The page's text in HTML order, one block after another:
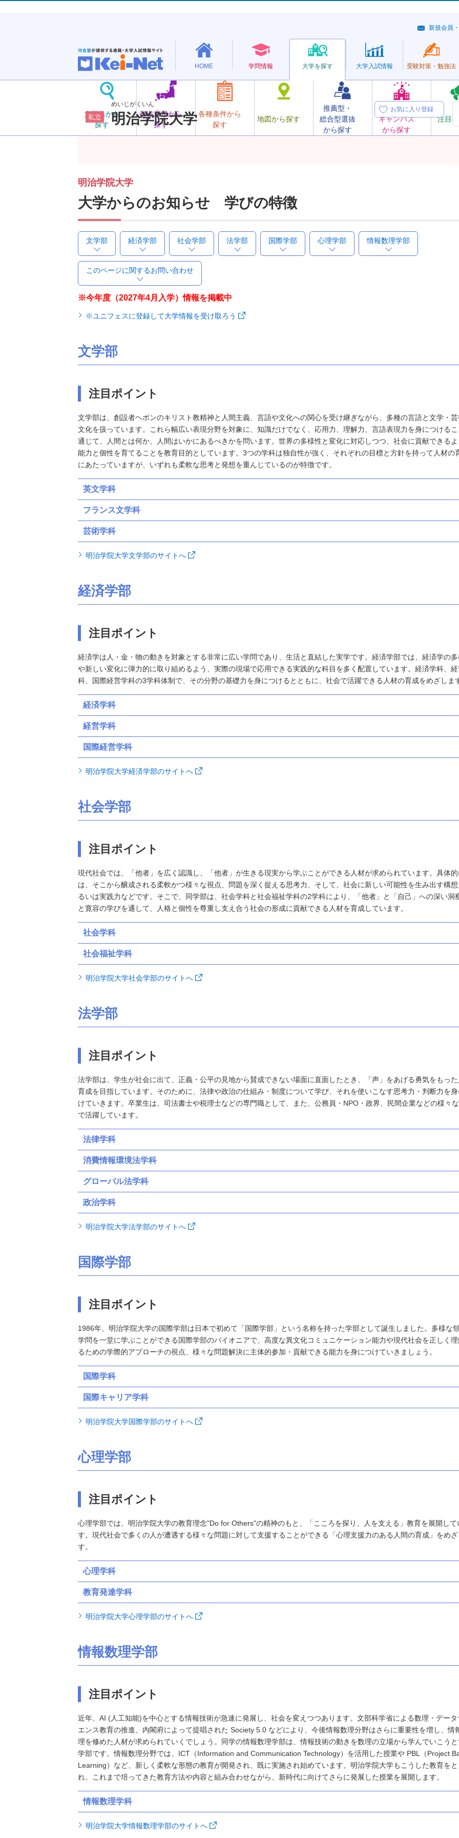
HOME 学問情報 大学を探す
大学名から
探す
都道府県から
探す
各種条件から
探す
地図から探す
推薦型・
総合型選抜
から探す
オープン
キャンパス
から探す
注目
大学入試情報 受験対策・ 勉強法
新規会員
私立
めいじがくいん
明治学院大学
お気に入り登録
明治学院大学
大学からのお知らせ 学びの特徴
文学部 経済学部 社会学部 法学部 国際学部 心理学部 情報数理学部
このページに関するお問い合わせ
※今年度（2027年4月入学）情報を掲載中
※ユニフェスに登録して大学情報を受け取ろう
文学部
注目ポイント
文学部は、創設者ヘボンのキリスト教精神と人間主義、言語や文化への関心を受け継ぎながら、多種の言語と文学・芸
文化を扱っています。これら幅広い表現分野を対象に、知識だけでなく、応用力、理解力、言語表現力を身につけるこ
通じて、人間とは何か、人間はいかにあるべきかを問います。世界の多様性と変化に対応しつつ、社会に貢献できるよ
能力と個性を育てることを教育目的としています。3つの学科は独自性が強く、それぞれの目標と方針を持って人材の
にあたっていますが、いずれも柔軟な思考と発想を重んじているのが特徴です。
英文学科
フランス文学科
芸術学科
明治学院大学文学部のサイトへ
経済学部
注目ポイント
経済学は人・金・物の動きを対象とする非常に広い学問であり、生活と直結した実学です。経済学部では、経済学の多
や新しい変化に弾力的に取り組めるよう、実際の現場で応用できる実践的な科目を多く配置しています。経済学科、
科、国際経営学科の3学科体制で、その分野の基礎力を身につけるとともに、社会で活躍できる人材の育成をめざしま
経済学科
経営学科
国際経営学科
明治学院大学経済学部のサイトへ
社会学部
注目ポイント
現代社会では、「他者」を広く認識し、「他者」が生きる現実から学ぶことができる人材が求められています。具体的
は、そこから醸成される柔軟かつ様々な視点、問題を深く捉える思考力、そして、社会に新しい可能性を生み出す構想
るいは実践力などです。そこで、同学部は、社会学科と社会福祉学科の2学科により、「他者」と「自己」への深い洞
と寛容の学びを通して、人格と個性を尊重し支え合う社会の形成に貢献できる人材を育成しています。
社会学科
社会福祉学科
明治学院大学社会学部のサイトへ
法学部
注目ポイント
法学部は、学生が社会に出て、正義・公平の見地から賛成できない場面に直面したとき、「声」をあげる勇気をもっ
育成を目指しています。そのために、法律や政治の仕組み・制度について学び、それを使いこなす思考力・判断力を身
けていきます。卒業生は、司法書士や税理士などの専門職として、また、公務員・NPO・政界、民間企業などの様々
で活躍しています。
法律学科
消費情報環境法学科
グローバル法学科
政治学科
明治学院大学法学部のサイトへ
国際学部
注目ポイント
1986年、明治学院大学の国際学部は日本で初めて「国際学部」という名称を持った学部として誕生しました。多様な
学問を一堂に学ぶことができる国際学部のパイオニアで、高度な異文化コミュニケーション能力や現代社会を正しく理
るための学際的アプローチの視点、様々な問題解決に主体的参加・貢献できる能力を身につけていきましょう。
国際学科
国際キャリア学科
明治学院大学国際学部のサイトへ
心理学部
注目ポイント
心理学部では、明治学院大学の教育理念"Do for Others"の精神のもと、「こころを探り、人を支える」教育を展開して
す。現代社会で多くの人が遭遇する様々な問題に対して支援することができる「心理支援力のある人間の育成」をめざ
す。
心理学科
教育発達学科
明治学院大学心理学部のサイトへ
情報数理学部
注目ポイント
近年、AI (人工知能)を中心とする情報技術が急速に発展し、社会を変えつつあります。文部科学省による数理・データ
エンス教育の推進、内閣府によって提唱された Society 5.0 などにより、今後情報数理分野はさらに重要性を増し、情
理を修めた人材が求められていくでしょう。同学の情報数理学部は、情報技術の動きを数理の立場から学んでいこうと
学部です。情報数理分野では、ICT（Information and Communication Technology）を活用した授業や PBL（Project
Learning）など、新しく柔軟な形態の教育が開発され、既に実施され始めています。明治学院大学もこうした教育を
れ、これまで培ってきた教育方法や内容と組み合わせながら、新時代に向けてさらに発展した授業を展開します。
情報数理学科
明治学院大学情報数理学部のサイトへ